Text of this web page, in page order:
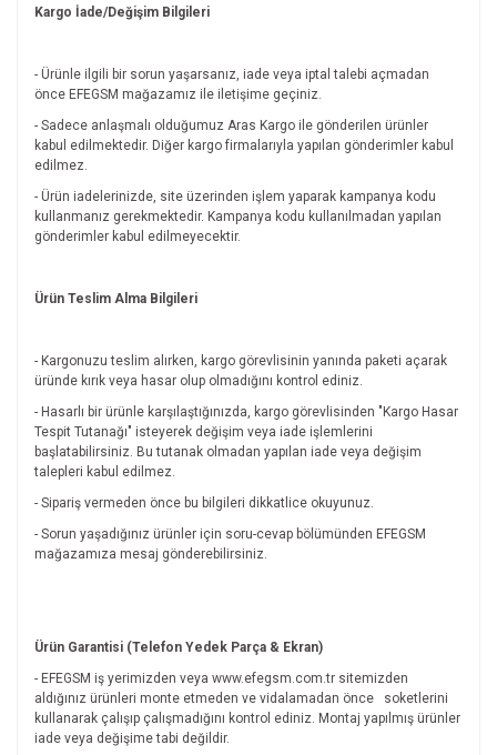
Kargo İade/Değişim Bilgileri
- Ürünle ilgili bir sorun yaşarsanız, iade veya iptal talebi açmadan
önce EFEGSM mağazamız ile iletişime geçiniz.
- Sadece anlaşmalı olduğumuz Aras Kargo ile gönderilen ürünler
kabul edilmektedir. Diğer kargo firmalarıyla yapılan gönderimler kabul
edilmez.
- Ürün iadelerinizde, site üzerinden işlem yaparak kampanya kodu
kullanmanız gerekmektedir. Kampanya kodu kullanılmadan yapılan
gönderimler kabul edilmeyecektir.
Ürün Teslim Alma Bilgileri
- Kargonuzu teslim alırken, kargo görevlisinin yanında paketi açarak
üründe kırık veya hasar olup olmadığını kontrol ediniz.
- Hasarlı bir ürünle karşılaştığınızda, kargo görevlisinden "Kargo Hasar
Tespit Tutanağı" isteyerek değişim veya iade işlemlerini
başlatabilirsiniz. Bu tutanak olmadan yapılan iade veya değişim
talepleri kabul edilmez.
- Sipariş vermeden önce bu bilgileri dikkatlice okuyunuz.
- Sorun yaşadığınız ürünler için soru-cevap bölümünden EFEGSM
mağazamıza mesaj gönderebilirsiniz.
Ürün Garantisi (Telefon Yedek Parça & Ekran)
- EFEGSM iş yerimizden veya www.efegsm.com.tr sitemizden
aldığınız ürünleri monte etmeden ve vidalamadan önce
soketlerini
kullanarak çalışıp çalışmadığını kontrol ediniz. Montaj yapılmış ürünler
iade veya değişime tabi değildir.